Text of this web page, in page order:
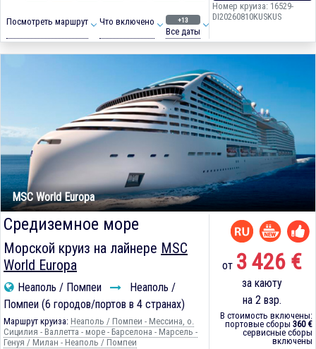
Посмотреть маршрут Что включено +13
Все даты
Номер круиза: 16529-
DI20260810KUSKUS
MSC World Europa
Средиземное море
Морской круиз на лайнере MSC
World Europa
Неаполь / Помпеи
Неаполь /
Помпеи (6 городов/портов в 4 странах)
Маршрут круиза: Неаполь / Помпеи - Мессина, о.
Сицилия - Валлетта - море - Барселона - Марсель -
Генуя / Милан - Неаполь / Помпеи
от 3 426 €
за каюту
на 2 взр.
В стоимость включены:
портовые сборы 360 €
сервисные сборы
включены